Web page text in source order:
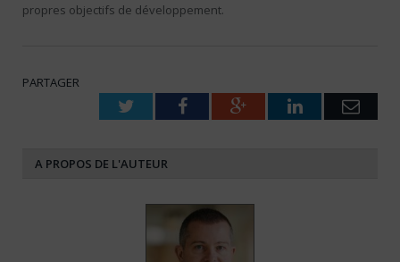
propres objectifs de développement.
PARTAGER
TwitterFacebookGoogle+LinkedIn
A PROPOS DE L'AUTEUR